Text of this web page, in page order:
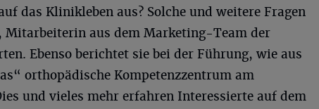
das Klinikleben aus? Solche und weitere Fragen
aus dem Marketing-Team der
Ebenso berichtet sie bei der Führung, wie aus
orthopädische Kompetenzzentrum am
und vieles mehr erfahren Interessierte auf dem